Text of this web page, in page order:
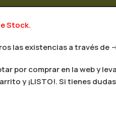
Stock.
las existencias a través de -
por comprar en la web y
y ¡LISTO!. Si tienes